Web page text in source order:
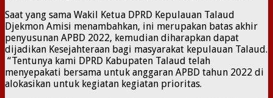
Saat yang sama Wakil Ketua DPRD Kepulauan Talaud
Djekmon Amisi menambahkan, ini merupakan batas akhir
penyusunan APBD 2022, kemudian diharapkan dapat
dijadikan Kesejahteraan bagi masyarakat kepulauan Talaud.
“Tentunya kami DPRD Kabupaten Talaud telah
menyepakati bersama untuk anggaran APBD tahun 2022 di
alokasikan untuk kegiatan kegiatan prioritas.